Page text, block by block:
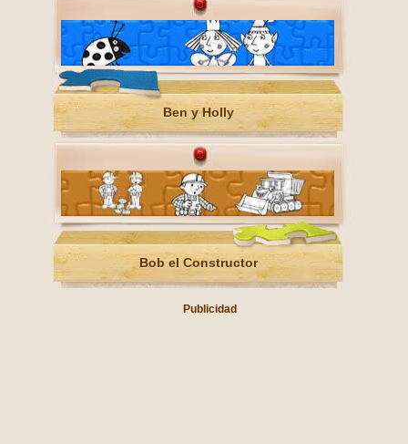
Ben y Holly
Bob el Constructor
Publicidad